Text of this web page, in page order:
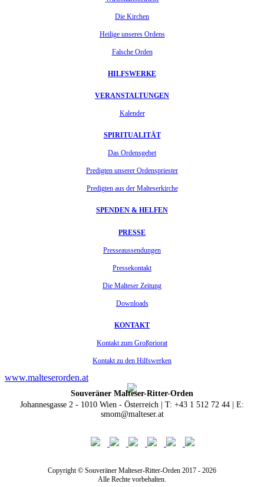
Die Kirchen
Heilige unseres Ordens
Falsche Orden
HILFSWERKE
VERANSTALTUNGEN
Kalender
SPIRITUALITÄT
Das Ordensgebet
Predigten unserer Ordenspriester
Predigten aus der Malteserkirche
SPENDEN & HELFEN
PRESSE
Presseaussendungen
Pressekontakt
Die Malteser Zeitung
Downloads
KONTAKT
Kontakt zum Großpriorat
Kontakt zu den Hilfswerken
www.malteserorden.at
Souveräner Malteser-Ritter-Orden
Johannesgasse 2 - 1010 Wien - Österreich | T: +43 1 512 72 44 | E:
smom@malteser.at
Copyright © Souveräner Malteser-Ritter-Orden 2017 - 2026
Alle Rechte vorbehalten.